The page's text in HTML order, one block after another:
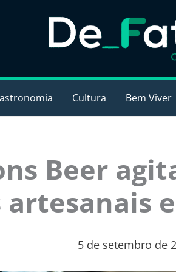
Cultura Bem Viver
Beer
5 de setembro de